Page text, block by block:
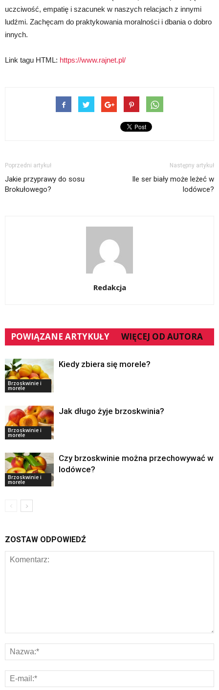
uczciwość, empatię i szacunek w naszych relacjach z innymi
ludźmi. Zachęcam do praktykowania moralności i dbania o dobro
innych.
Link tagu HTML: https://www.rajnet.pl/
Poprzedni artykuł
Jakie przyprawy do sosu
Brokułowego?
Następny artykuł
Ile ser biały może leżeć w
lodówce?
Redakcja
POWIĄZANE ARTYKUŁY WIĘCEJ OD AUTORA
Brzoskwinie i
morele
Kiedy zbiera się morele?
Brzoskwinie i
morele
Jak długo żyje brzoskwinia?
Brzoskwinie i
morele
Czy brzoskwinie można przechowywać w
lodówce?
ZOSTAW ODPOWIEDŹ